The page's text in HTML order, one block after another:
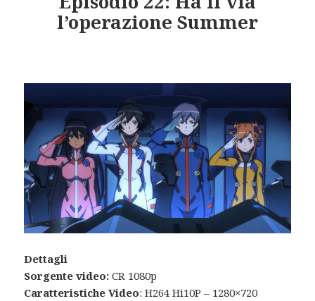
l’operazione Summer
Dettagli
Sorgente video:CR 1080p
Caratteristiche Video: H264 Hi10P – 1280×720